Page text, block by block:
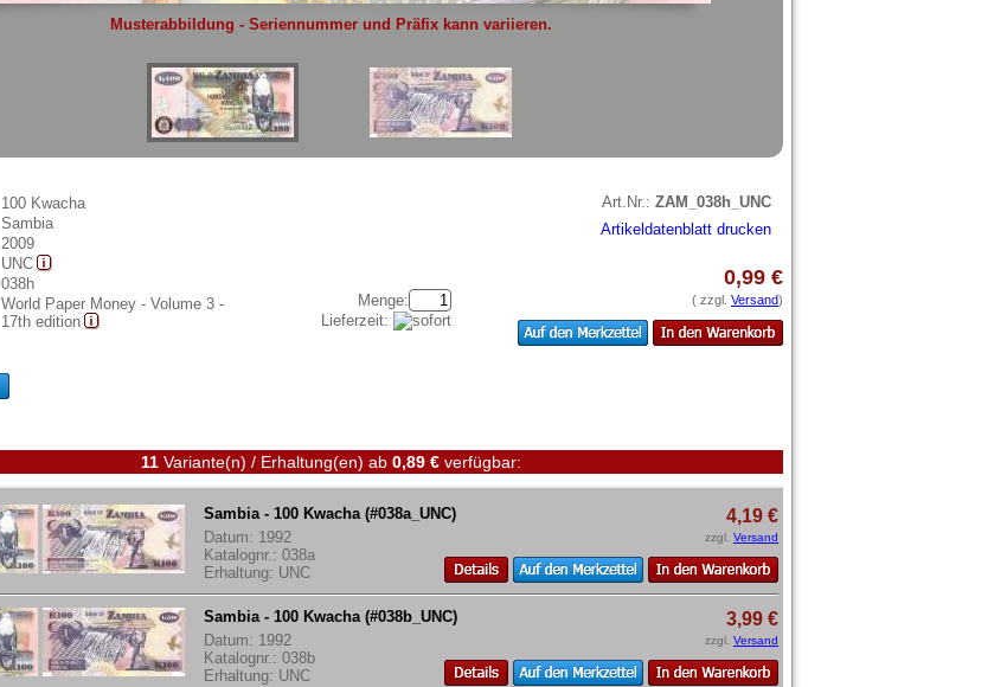
Musterabbildung - Seriennummer und Präfix kann variieren.
100 Kwacha
Sambia
2009
UNC
038h
World Paper Money - Volume 3 -
17th edition
Art.Nr.: ZAM_038h_UNC
Artikeldatenblatt drucken
Menge:
Lieferzeit:
0,99 €
( zzgl. Versand)
11 Variante(n) / Erhaltung(en) ab 0,89 € verfügbar:
Sambia - 100 Kwacha (#038a_UNC)
Datum: 1992
Katalognr.: 038a
Erhaltung: UNC
4,19 €
zzgl. Versand
Sambia - 100 Kwacha (#038b_UNC)
Datum: 1992
Katalognr.: 038b
Erhaltung: UNC
3,99 €
zzgl. Versand